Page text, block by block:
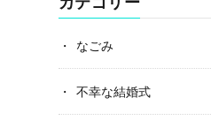
なごみ
不幸な結婚式